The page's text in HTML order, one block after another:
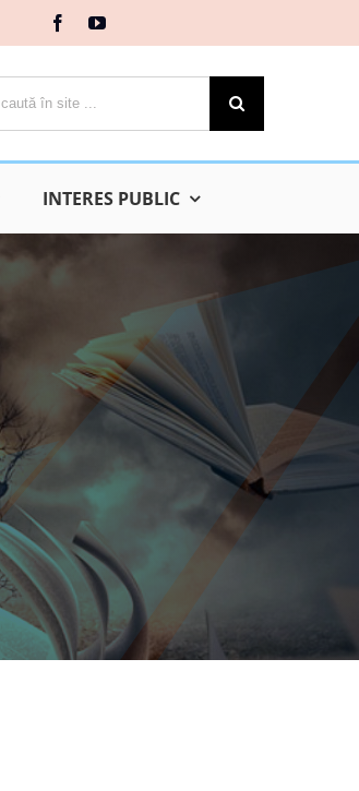
INTERES PUBLIC